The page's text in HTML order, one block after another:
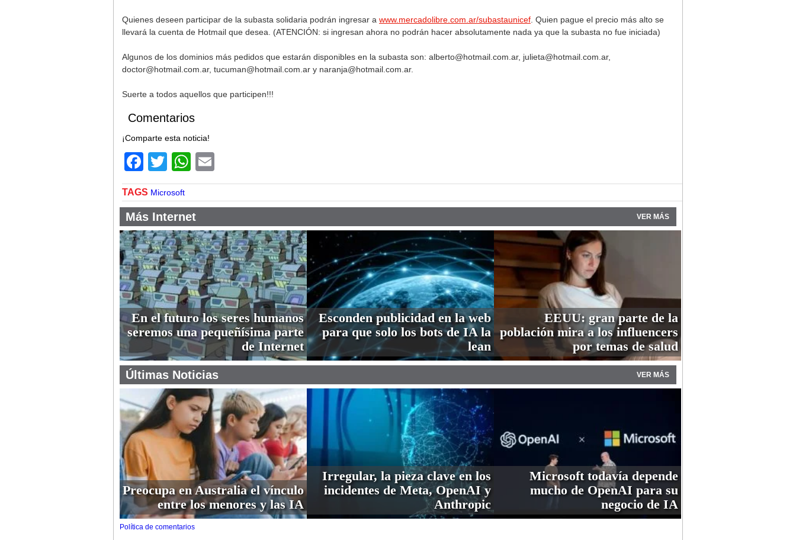
Quienes deseen participar de la subasta solidaria podrán ingresar a www.mercadolibre.com.ar/subastaunicef . Quien pague el precio más alto se
llevará la cuenta de Hotmail que desea. (ATENCIÓN: si ingresan ahora no podrán hacer absolutamente nada ya que la subasta no fue iniciada)
Algunos de los dominios más pedidos que estarán disponibles en la subasta son: alberto@hotmail.com.ar, julieta@hotmail.com.ar,
doctor@hotmail.com.ar, tucuman@hotmail.com.ar y naranja@hotmail.com.ar.
Suerte a todos aquellos que participen!!!
Comentarios
¡Comparte esta noticia!
Facebook
TwitterWhatsApp
TAGS Microsoft
Más Internet VER MÁS
En el futuro los seres humanos
seremos una pequeñísima parte
de Internet
Esconden publicidad en la web
para que solo los bots de IA la
lean
EEUU: gran parte de la
población mira a los influencers
por temas de salud
Últimas Noticias VER MÁS
Preocupa en Australia el vínculo
entre los menores y las IA
Irregular, la pieza clave en los
incidentes de Meta, OpenAI y
Anthropic
Microsoft todavía depende
mucho de OpenAI para su
negocio de IA
Política de comentarios